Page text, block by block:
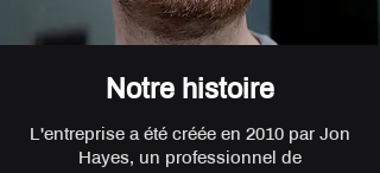
Notre histoire
L'entreprise a été créée en 2010 par Jon
Hayes, un professionnel de